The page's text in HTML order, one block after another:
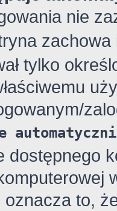
nie
tylko
dostępnego
to,